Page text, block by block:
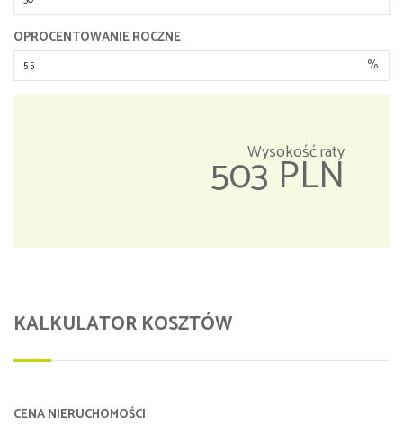
OPROCENTOWANIE ROCZNE
%
Wysokość raty
503 PLN
KALKULATOR KOSZTÓW
CENA NIERUCHOMOŚCI